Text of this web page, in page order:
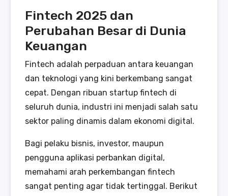
Fintech 2025 dan
Perubahan Besar di Dunia
Keuangan
Fintech adalah perpaduan antara keuangan
dan teknologi yang kini berkembang sangat
cepat. Dengan ribuan startup fintech di
seluruh dunia, industri ini menjadi salah satu
sektor paling dinamis dalam ekonomi digital.
Bagi pelaku bisnis, investor, maupun
pengguna aplikasi perbankan digital,
memahami arah perkembangan fintech
sangat penting agar tidak tertinggal. Berikut